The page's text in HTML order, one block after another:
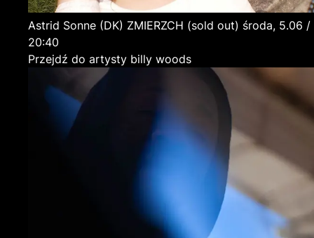
Astrid Sonne (DK) ZMIERZCH (sold out) środa, 5.06 /
20:40
Przejdź do artysty billy woods